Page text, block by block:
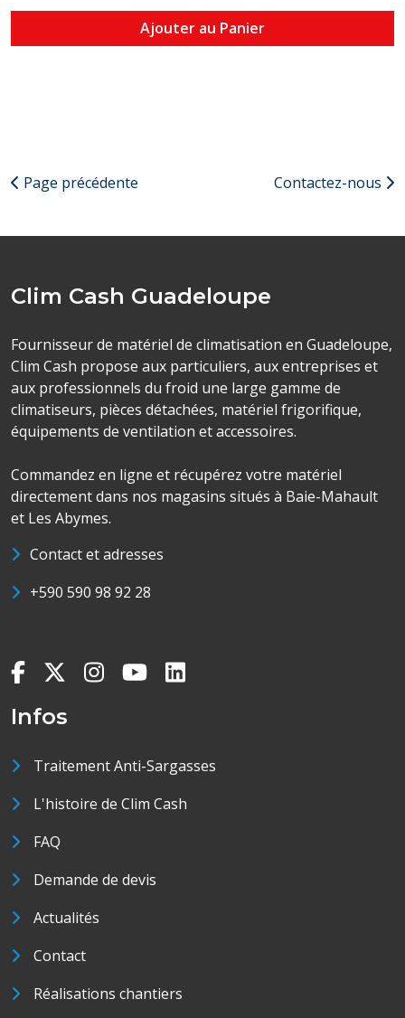
Ajouter au Panier
Page précédente Contactez-nous
Clim Cash Guadeloupe
Fournisseur de matériel de climatisation en Guadeloupe,
Clim Cash propose aux particuliers, aux entreprises et
aux professionnels du froid une large gamme de
climatiseurs, pièces détachées, matériel frigorifique,
équipements de ventilation et accessoires.
Commandez en ligne et récupérez votre matériel
directement dans nos magasins situés à Baie-Mahault
et Les Abymes.
Contact et adresses
+590 590 98 92 28
Infos
Traitement Anti-Sargasses
L'histoire de Clim Cash
FAQ
Demande de devis
Actualités
Contact
Réalisations chantiers